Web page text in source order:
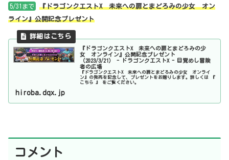
5/31まで
『ドラゴンクエストX 未来への扉とまどろみの少女 オン
ライン』公開記念プレゼント
『ドラゴンクエストX 未来への扉とまどろみの少
女 オンライン』公開記念プレゼント
（2023/3/21） - ドラゴンクエストX - 目覚めし冒険
者の広場
『ドラゴンクエストX 未来への扉とまどろみの少女 オンライ
ン』の発売を記念して、プレゼントをお贈りします。詳しくは 『
こちら 』 をご覧ください。
hiroba.dqx.jp
コメント